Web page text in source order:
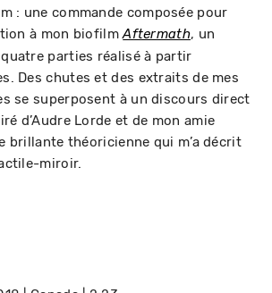
: une commande composée pour
à mon biofilmAftermath, un
parties réalisé à partir
Des chutes et des extraits de mes
se superposent à un discours direct
d’Audre Lorde et de mon amie
brillante théoricienne qui m’a décrit
miroir.